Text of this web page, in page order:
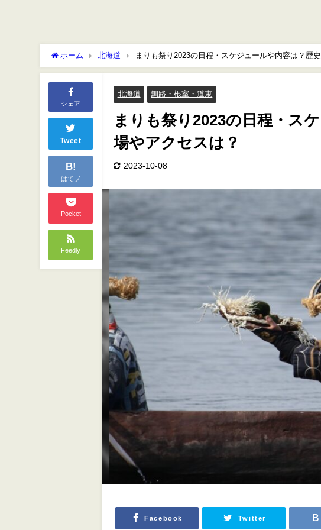
ホーム 北海道 まりも祭り2023の日程・スケジュールや内容は？歴
シェア
Tweet
B!
はてブ
Pocket
Feedly
北海道 釧路・根室・道東
まりも祭り2023の日程・ス
場やアクセスは？
2023-10-08
Facebook Twitter